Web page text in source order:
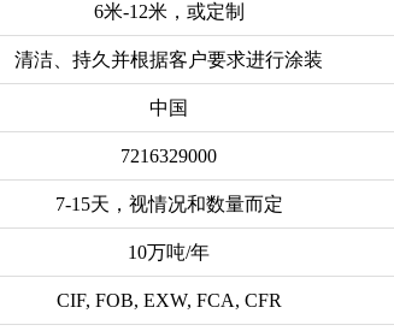
6米-12米，或定制
清洁、持久并根据客户要求进行涂装
中国
7216329000
7-15天，视情况和数量而定
10万吨/年
CIF, FOB, EXW, FCA, CFR